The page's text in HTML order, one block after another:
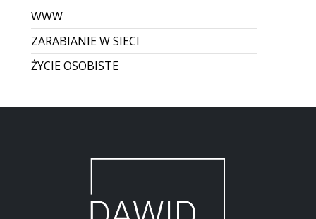
WWW
ZARABIANIE W SIECI
ŻYCIE OSOBISTE